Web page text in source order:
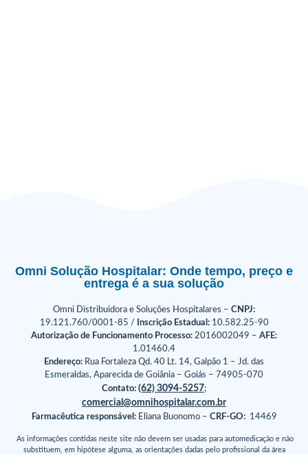
Omni Solução Hospitalar: Onde tempo, preço e
entrega é a sua solução
Omni Distribuidora e Soluções Hospitalares – CNPJ:
19.121.760/0001-85 /
Inscrição Estadual:10.582.25-90
Autorização de Funcionamento Processo: 2016002049 – AFE:
1.01460.4
Endereço: Rua Fortaleza Qd. 40 Lt. 14, Galpão 1 – Jd. das
Esmeraldas, Aparecida de Goiânia – Goiás – 74905-070
Contato: (62) 3094-5257;
comercial@omnihospitalar.com.br
Farmacêutica responsável:Eliana Buonomo – CRF-GO:14469
As informações contidas neste site não devem ser usadas para automedicação e não
substituem, em hipótese alguma, as orientações dadas pelo profissional da área